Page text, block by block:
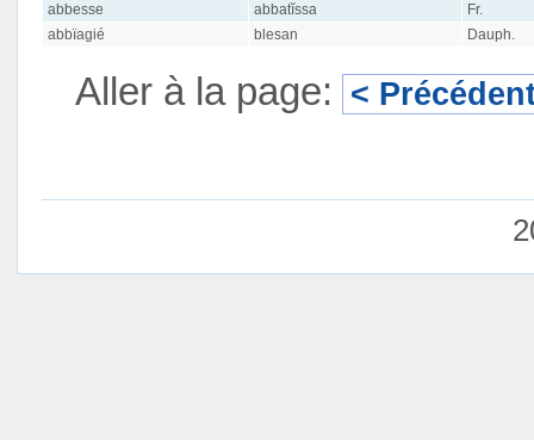
abbesse
abbatĭssa
Fr.
abbïagié
blesan Dauph.
Aller à la page: <